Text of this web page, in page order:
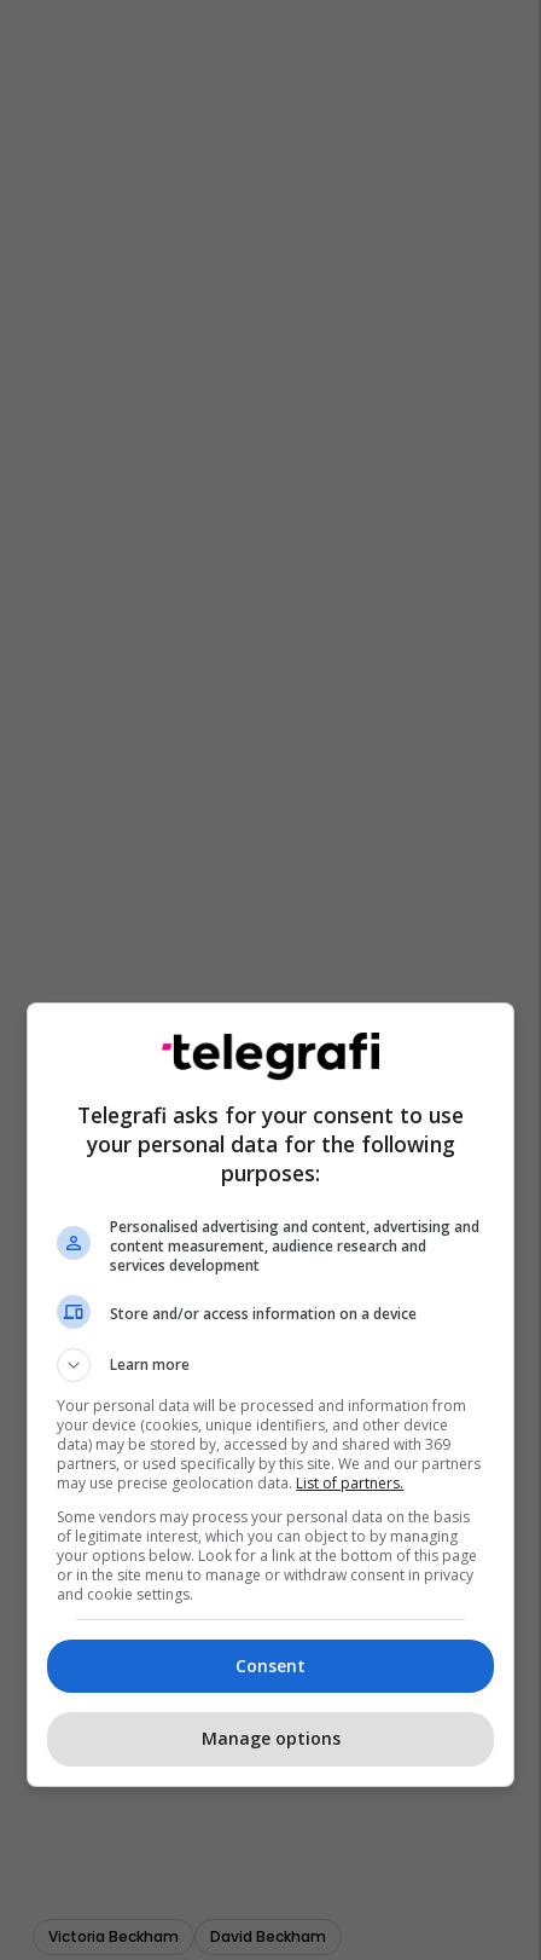
Victoria Beckham David Beckham
Telegrafi asks for your consent to use
your personal data for the following
purposes:
Personalised advertising and content, advertising and
content measurement, audience research and
services development
Store and/or access information on a device
Learn more
Your personal data will be processed and information from
your device (cookies, unique identifiers, and other device
data) may be stored by, accessed by and shared with 369
partners, or used specifically by this site. We and our partners
may use precise geolocation data. List of partners.
Some vendors may process your personal data on the basis
of legitimate interest, which you can object to by managing
your options below. Look for a link at the bottom of this page
or in the site menu to manage or withdraw consent in privacy
and cookie settings.
Consent
Manage options